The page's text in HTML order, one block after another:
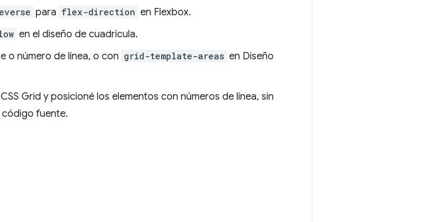
para flex-direction en Flexbox.
en el diseño de cuadrícula.
o número de línea, o con grid-template-areas en Diseño
Grid y posicioné los elementos con números de línea, sin
fuente.